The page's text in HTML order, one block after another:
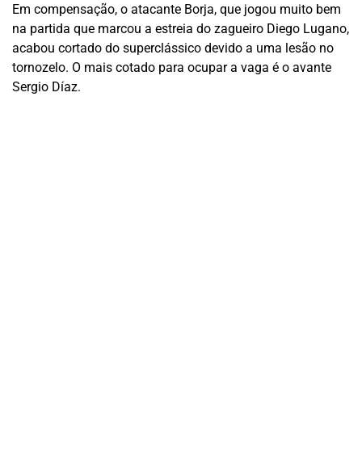
Em compensação, o atacante Borja, que jogou muito bem
na partida que marcou a estreia do zagueiro Diego Lugano,
acabou cortado do superclássico devido a uma lesão no
tornozelo. O mais cotado para ocupar a vaga é o avante
Sergio Díaz.